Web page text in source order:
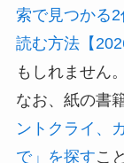
索で見つかる
読む方法【
もしれません。
なお、紙の書
ントクライ、
で」を探すこ